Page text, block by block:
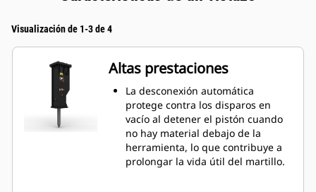
Visualización de 1-3 de 4
Altas prestaciones
La desconexión automática
protege contra los disparos en
vacío al detener el pistón cuando
no hay material debajo de la
herramienta, lo que contribuye a
prolongar la vida útil del martillo.